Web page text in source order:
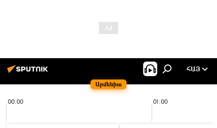
Արմենիա
ՀԱՅ
00:00 01:00